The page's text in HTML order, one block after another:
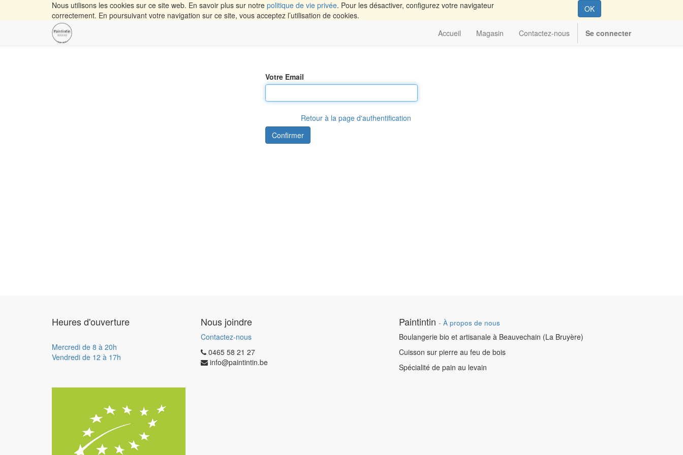
Nous utilisons les cookies sur ce site web. En savoir plus sur notre politique de vie privée. Pour les désactiver, configurez votre navigateur
correctement. En poursuivant votre navigation sur ce site, vous acceptez l’utilisation de cookies.
OK
Accueil Magasin Contactez-nous Se connecter
Votre Email
Retour à la page d'authentification
Confirmer
Heures d'ouverture
Mercredi de 8 à 20h
Vendredi de 12 à 17h
Nous joindre
Contactez-nous
0465 58 21 27
info@paintintin.be
Paintintin - À propos de nous
Boulangerie bio et artisanale à Beauvechain (La Bruyère)
Cuisson sur pierre au feu de bois
Spécialité de pain au levain